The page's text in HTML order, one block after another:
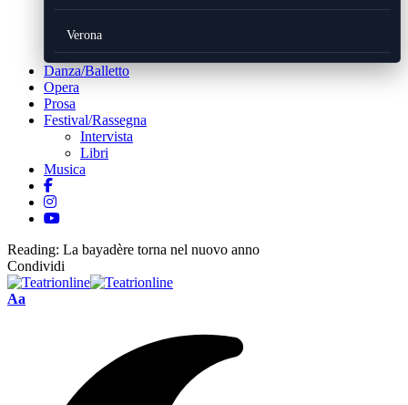
Verona
Danza/Balletto
Opera
Prosa
Festival/Rassegna
Intervista
Libri
Musica
Reading: La bayadère torna nel nuovo anno
Condividi
Font
Aa